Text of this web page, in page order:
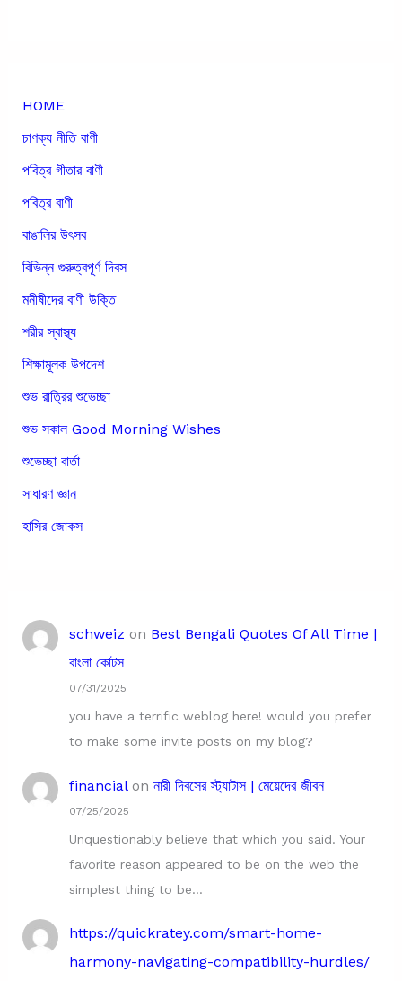
HOME
চাণক্য নীতি বাণী
পবিত্র গীতার বাণী
পবিত্র বাণী
বাঙালির উৎসব
বিভিন্ন গুরুত্বপূর্ণ দিবস
মনীষীদের বাণী উক্তি
শরীর স্বাস্থ্য
শিক্ষামূলক উপদেশ
শুভ রাত্রির শুভেচ্ছা
শুভ সকাল Good Morning Wishes
শুভেচ্ছা বার্তা
সাধারণ জ্ঞান
হাসির জোকস
schweiz on Best Bengali Quotes Of All Time |
বাংলা কোটস
07/31/2025
you have a terrific weblog here! would you prefer
to make some invite posts on my blog?
financialon নারী দিবসের স্ট্যাটাস | মেয়েদের জীবন
07/25/2025
Unquestionably believe that which you said. Your
favorite reason appeared to be on the web the
simplest thing to be…
https://quickratey.com/smart-home-
harmony-navigating-compatibility-hurdles/